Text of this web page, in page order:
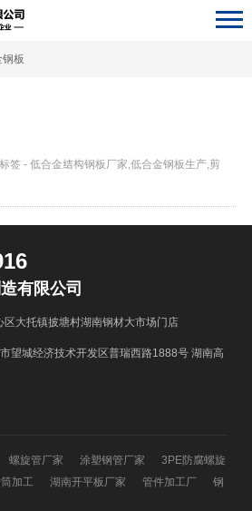
板
标签 - 低合金结构钢板厂家,低合金钢板生产,剪
有限公司
大托镇披塘村湖南钢材大市场门店
望城经济技术开发区普瑞西路1888号 湖南高
螺旋管厂家 涂塑钢管厂家
3PE防腐螺旋
加工 湖南开平板厂家 管件加工厂
钢